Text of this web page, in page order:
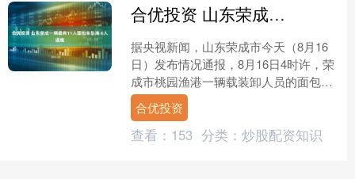
合优投资 山东荣成一辆载有11人面包车坠海 6人遇难
据央视新闻，山东荣成市今天（8月16
日）发布情况通报，8月16日4时许，荣
成市桃园渔港一辆载装卸人员的面包车
离港时坠海，车上共有11人。3人获救
生命体征平稳，6....
合优投资
查看： 153 分类： 炒股配资知识